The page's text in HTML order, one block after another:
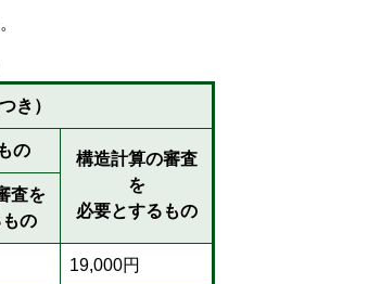
き）
の
構造計算の審査
を
必要とするもの
査を
の
19,000円